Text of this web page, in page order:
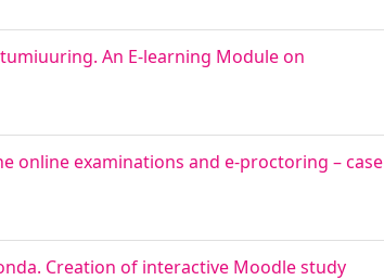
An E-learning Module on
online examinations and e-proctoring – case
Creation of interactive Moodle study